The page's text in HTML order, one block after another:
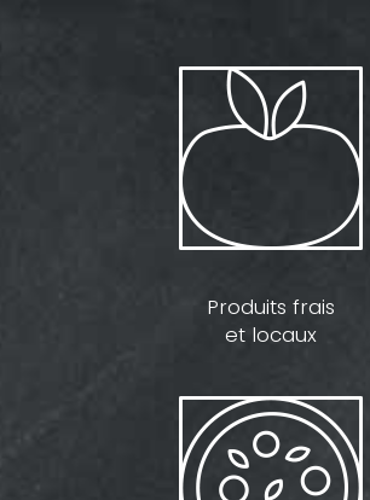
Produits frais
et locaux